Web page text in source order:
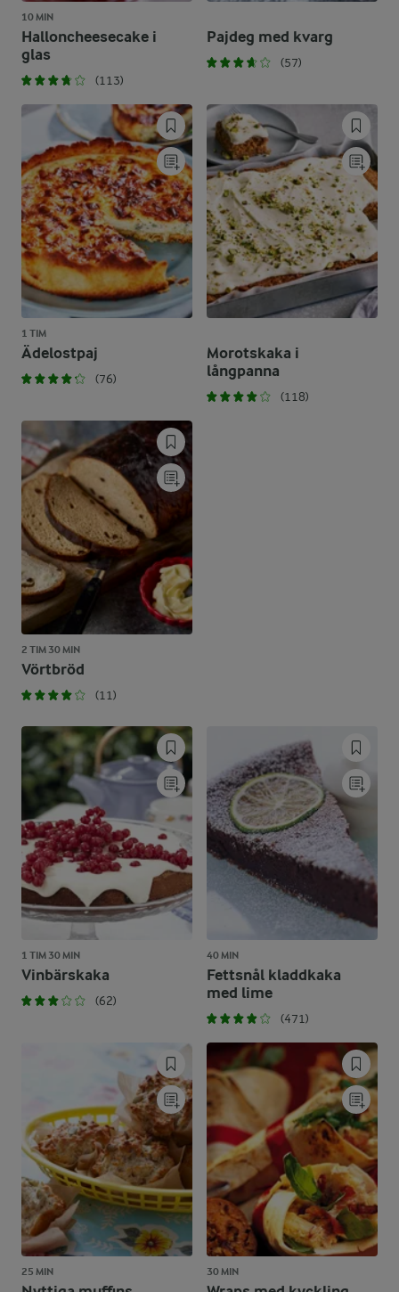
10 MIN
Halloncheesecake i
glas
(113)
Pajdeg med kvarg
(57)
1 TIM
Ädelostpaj
(76)
Morotskaka i
långpanna
(118)
2 TIM 30 MIN
Vörtbröd
(11)
1 TIM 30 MIN
Vinbärskaka
(62)
40 MIN
Fettsnål kladdkaka
med lime
(471)
25 MIN 30 MIN